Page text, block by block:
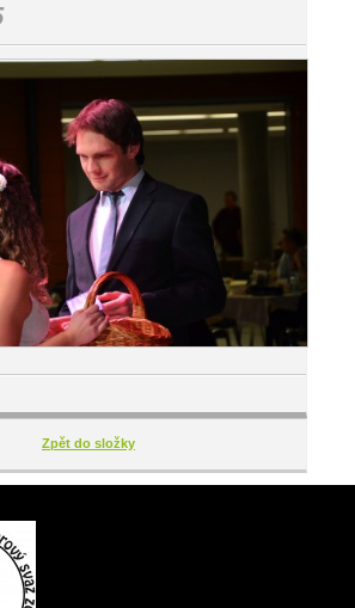
Zpět do složky